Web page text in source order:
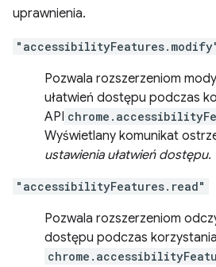
uprawnienia.
Pozwala rozszerzeniom
ułatwień dostępu podczas
API
Wyświetlany komunikat
ustawienia ułatwień dostępu.
"accessibilityFeatures.read"
Pozwala rozszerzeniom
dostępu podczas